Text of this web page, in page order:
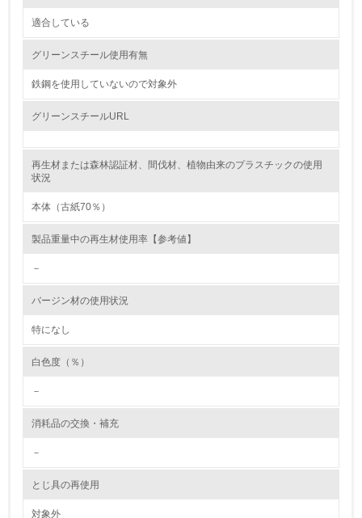
レベル2
環境取り組み体制と成果を定期的に検証して次の活動に活
境対策を理解し、実践している
環境活動に関する規格やプログラムを導入している
2.環境への取り組み
適合している
グリーンスチール使用有無
鉄鋼を使用していないので対象外
グリーンスチールURL
再生材または森林認証材、間伐材、植物由来のプラスチックの使用
状況
本体（古紙70％）
製品重量中の再生材使用率【参考値】
－
バージン材の使用状況
特になし
白色度（％）
－
消耗品の交換・補充
－
とじ具の再使用
対象外